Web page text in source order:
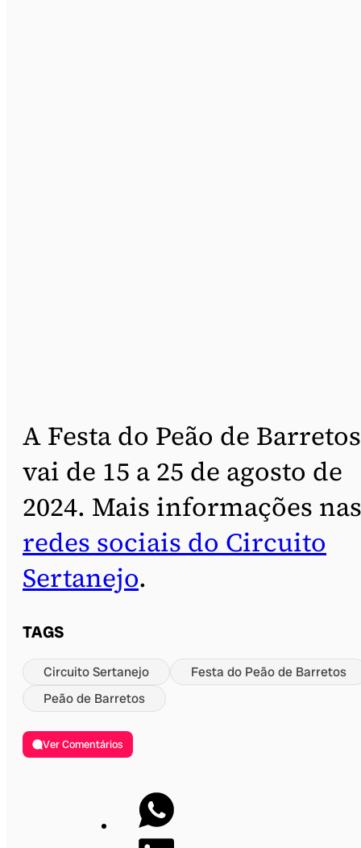
A Festa do Peão de Barretos
vai de 15 a 25 de agosto de
2024. Mais informações nas
redes sociais do Circuito
Sertanejo.
TAGS
Circuito Sertanejo
Festa do Peão de Barretos
Peão de Barretos
Ver Comentários